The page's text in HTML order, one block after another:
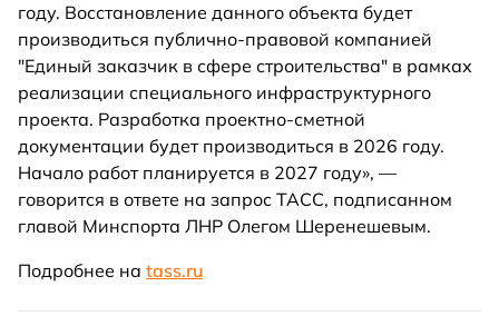
году. Восстановление данного объекта будет
производиться публично-правовой компанией
"Единый заказчик в сфере строительства" в рамках
реализации специального инфраструктурного
проекта. Разработка проектно-сметной
документации будет производиться в 2026 году.
Начало работ планируется в 2027 году», —
говорится в ответе на запрос ТАСС, подписанном
главой Минспорта ЛНР Олегом Шеренешевым.
Подробнее на tass.ru